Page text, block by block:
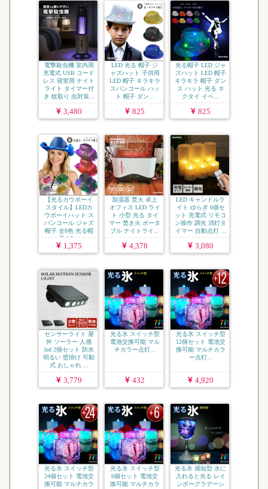
電撃殺虫機 室内用
充電式 USB コード
レス 寝室用 ナイト
ライト タイマー付
き 蚊取り 虫対策...
3,480
LED 光る 帽子 ジ
ャズハット 子供用
LED 帽子 キラキラ
スパンコール ハッ
ト 帽子 ダン...
825
光る帽子 LED ジャ
ズハット LED 帽子
キラキラ 帽子 ダン
ス ハット 光る ネ
クタイ イベ...
825
【光るカウボーイ
スタイル】LEDカ
ウボーイハット ス
パンコール ジャズ
帽子 全8色 光る帽
子 LE...
1,375
加湿器 焚火 卓上
オフィス LED ライ
ト 小型 光る タイ
マー 焚き火 ポータ
ブル ナイトライ...
4,378
LED キャンドルラ
イト ゆらぎ 6個セ
ット 充電式 リモコ
ン操作 調光 消灯タ
イマー 自動点灯 ...
3,080
センサーライト 屋
外 ソーラー 人感
led 2個セット 防水
明るい 壁掛け 可動
式 おしゃれ ...
3,779
光る氷 スイッチ型
電池交換可能 マル
チカラー点灯...
432
光る氷 スイッチ型
12個セット 電池交
換可能 マルチカラ
ー点灯...
4,920
光る氷 スイッチ型
24個セット 電池交
換可能 マルチカラ
光る氷 スイッチ型
6個セット 電池交
換可能 マルチカラ
光る氷 感知型 水に
入れると光る レイ
ンボーグラデーシ